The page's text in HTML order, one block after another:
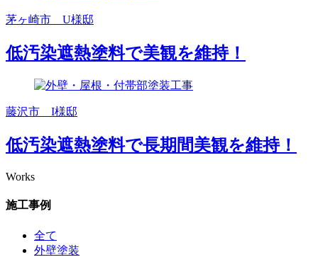
茅ヶ崎市 U様邸
低汚染遮熱塗料で美観を維持！
藤沢市 I様邸
低汚染遮熱塗料で長期間美観を維持！
Works
施工事例
全て
外壁塗装